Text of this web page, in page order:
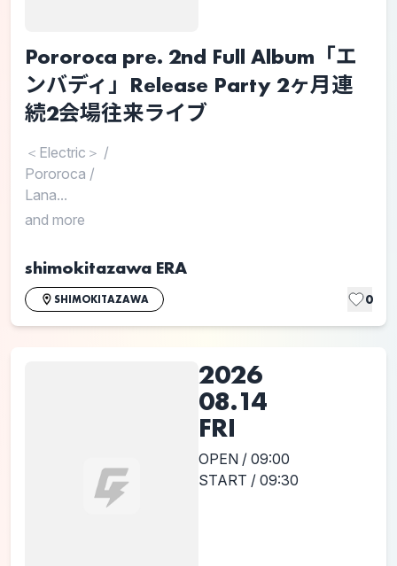
Pororoca pre. 2nd Full Album「エ
ンバディ」Release Party 2ヶ月連
続2会場往来ライブ
＜Electric＞ /
Pororoca /
Lana...
and more
shimokitazawa ERA
SHIMOKITAZAWA 0
2026
08.14
FRI
OPEN / 09:00
START / 09:30